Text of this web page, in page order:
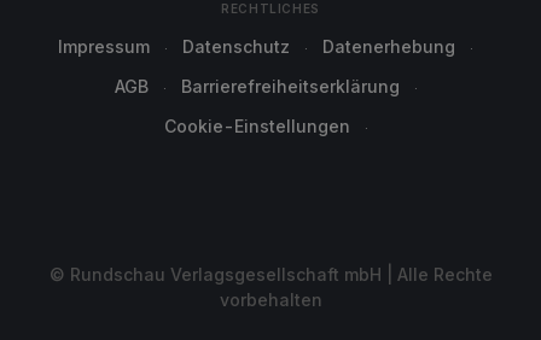
RECHTLICHES
Impressum Datenschutz
Datenerhebung
AGB
Barrierefreiheitserklärung
Cookie-Einstellungen
© Rundschau Verlagsgesellschaft mbH | Alle Rechte
vorbehalten